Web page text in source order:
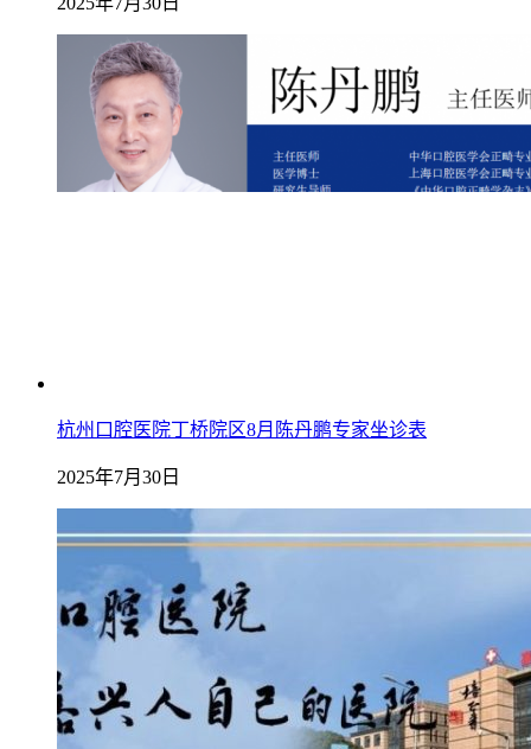
杭州口腔医院丁桥院区8月陈丹鹏专家坐诊表
2025年7月30日